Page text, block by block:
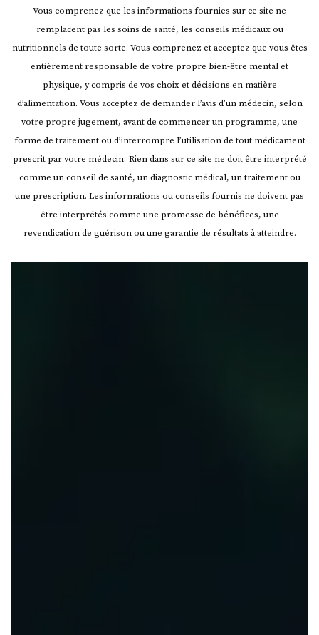
Vous comprenez que les informations fournies sur ce site ne
remplacent pas les soins de santé, les conseils médicaux ou
nutritionnels de toute sorte. Vous comprenez et acceptez que vous êtes
entièrement responsable de votre propre bien-être mental et
physique, y compris de vos choix et décisions en matière
d’alimentation. Vous acceptez de demander l’avis d’un médecin, selon
votre propre jugement, avant de commencer un programme, une
forme de traitement ou d’interrompre l’utilisation de tout médicament
prescrit par votre médecin. Rien dans sur ce site ne doit être interprété
comme un conseil de santé, un diagnostic médical, un traitement ou
une prescription. Les informations ou conseils fournis ne doivent pas
être interprétés comme une promesse de bénéfices, une
revendication de guérison ou une garantie de résultats à atteindre.